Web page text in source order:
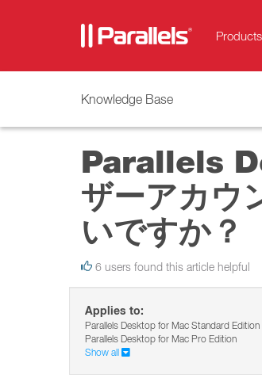
Products
Knowledge Base
Parallels
ザーアカウ
いですか？
6 users found this article helpful
Applies to:
Parallels Desktop for Mac Standard Edition
Parallels Desktop for Mac Pro Edition
Show all